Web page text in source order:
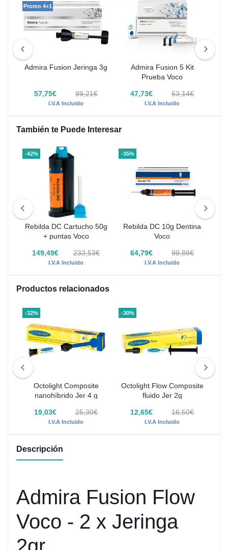
Promo 4+1
Admira Fusion Jeringa 3g
57,75€ 89,21€
I.V.A Incluido
Admira Fusion 5 Kit
Prueba Voco
47,73€ 63,14€
I.V.A Incluido
También te Puede Interesar
-42%
Rebilda DC Cartucho 50g
+ puntas Voco
149,49€ 233,53€
I.V.A Incluido
-35%
Rebilda DC 10g Dentina
Voco
64,79€ 99,88€
I.V.A Incluido
Productos relacionados
-32%
Octolight Composite
nanohíbrido Jer 4 g
19,03€ 25,30€
I.V.A Incluido
-30%
Octolight Flow Composite
fluido Jer 2g
12,65€ 16,50€
I.V.A Incluido
Descripción
Admira Fusion Flow
Voco - 2 x Jeringa